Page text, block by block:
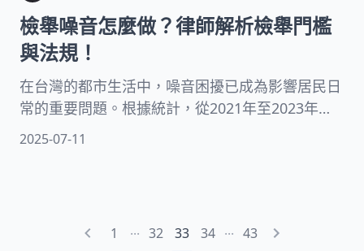
檢舉噪音怎麼做？律師解析檢舉門檻
與法規！
在台灣的都市生活中，噪音困擾已成為影響居民日
常的重要問題。根據統計，從2021年至2023年
間，台灣至少發生了6起因噪音引發的嚴重衝突事
過了解這些資訊，您將能更有信心地維護自己的居
2025-07-11
1 ... 32 33 34 ... 43